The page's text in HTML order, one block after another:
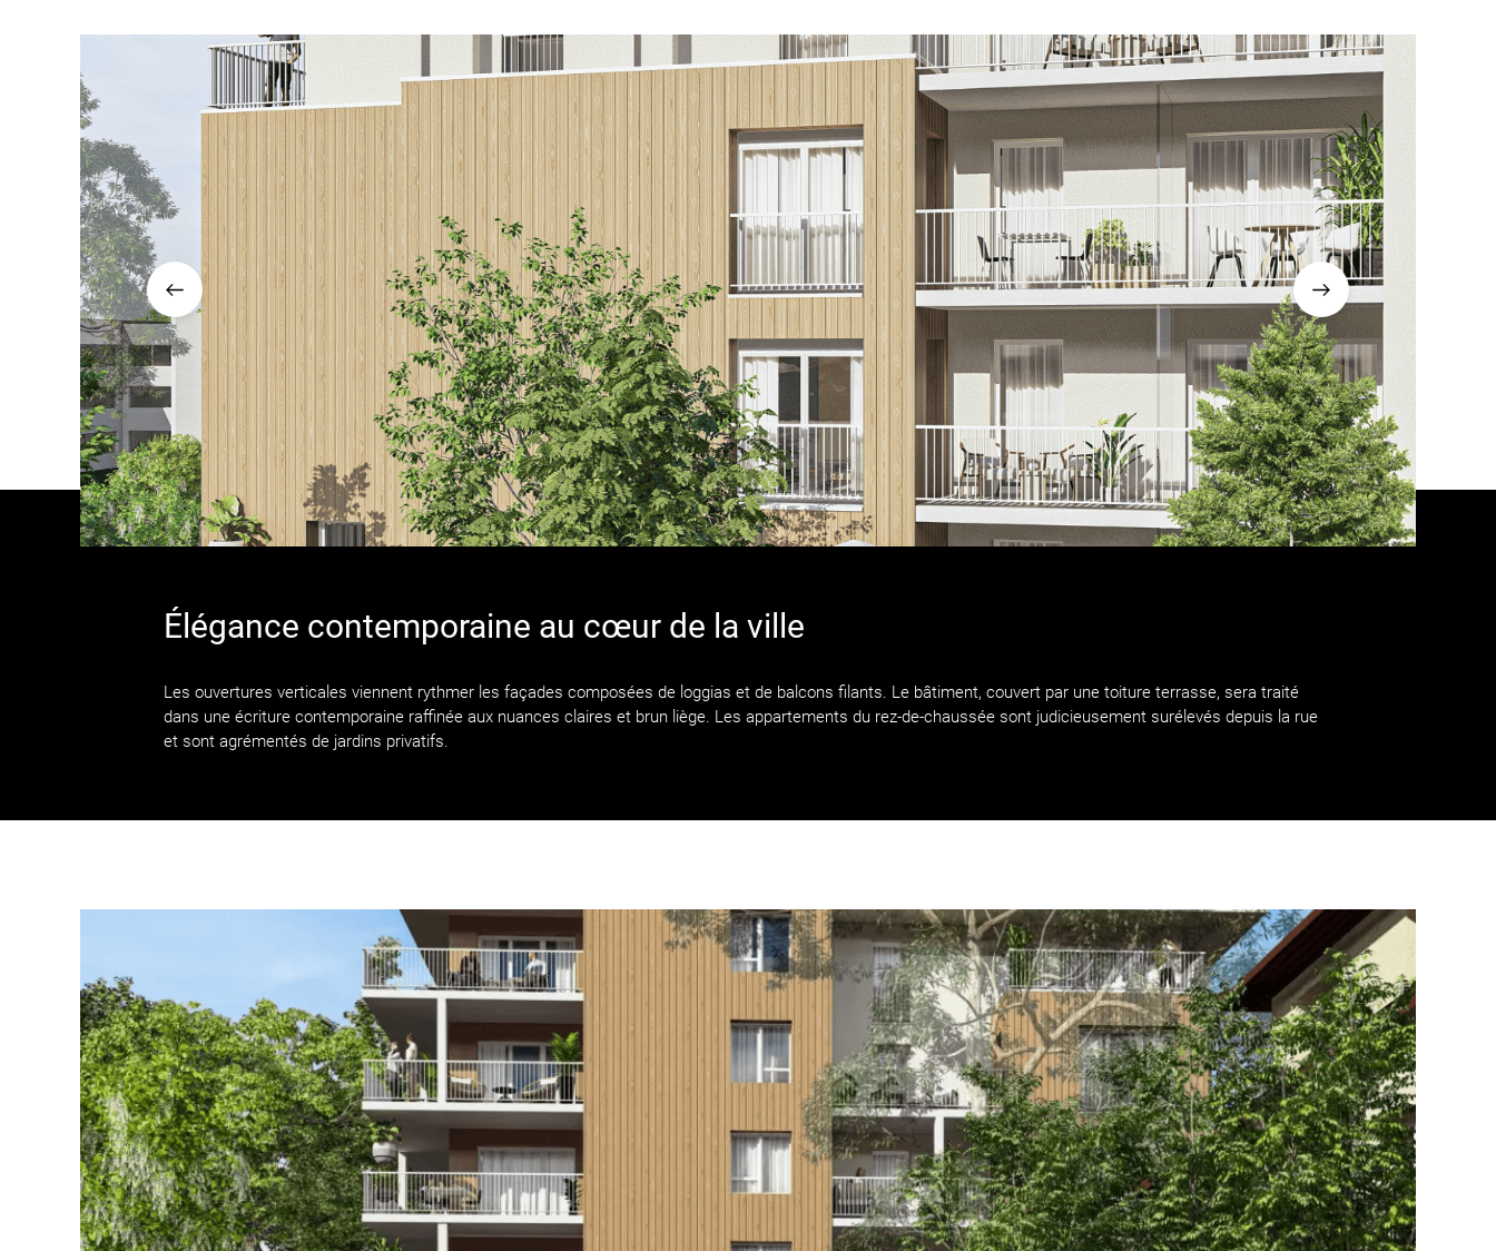
Élégance contemporaine au cœur de la ville
Les ouvertures verticales viennent rythmer les façades composées de loggias et de balcons filants. Le bâtiment, couvert par une toiture terrasse, sera traité
dans une écriture contemporaine raffinée aux nuances claires et brun liège. Les appartements du rez-de-chaussée sont judicieusement surélevés depuis la rue
et sont agrémentés de jardins privatifs.